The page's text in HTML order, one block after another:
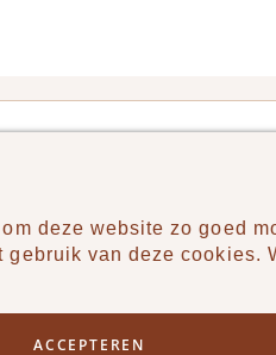
deze website zo goed
van deze cookies.
ACCEPTEREN